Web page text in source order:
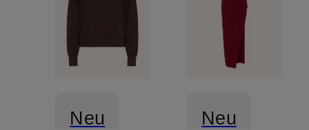
Neu Neu